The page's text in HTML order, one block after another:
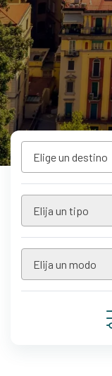
Elige un destino
Elija un tipo
Elija un modo